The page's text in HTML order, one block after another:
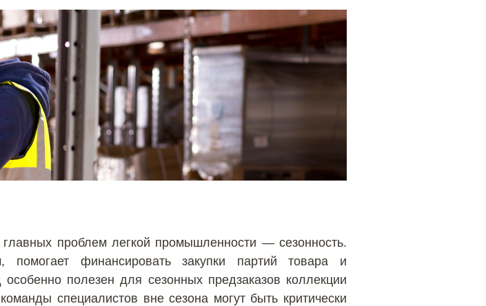
проблем легкой промышленности — сезонность.
помогает финансировать закупки партий товара и
полезен для сезонных предзаказов коллекции
специалистов вне сезона могут быть критически